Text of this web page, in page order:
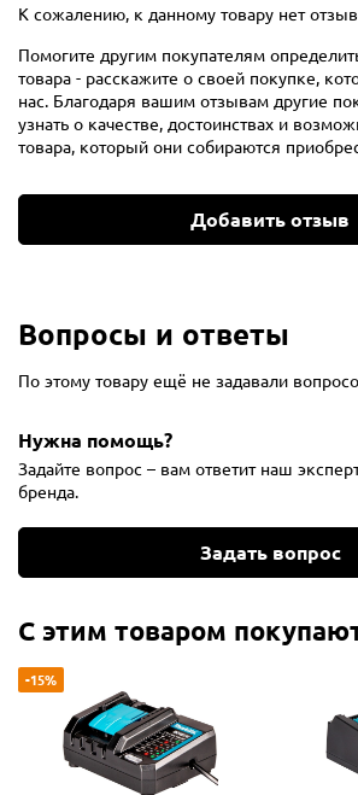
К сожалению, к данному товару нет
Помогите другим покупателям
товара - расскажите о своей покупке,
нас. Благодаря вашим отзывам другие
узнать о качестве, достоинствах и
товара, который они собираются
Добавить отзыв
Вопросы и ответы
По этому товару ещё не задавали
Нужна помощь?
Задайте вопрос – вам ответит наш
бренда.
Задать вопрос
С этим товаром
-15%